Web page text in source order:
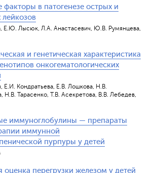
факторы в патогенезе острых и
лейкозов
Е.Ю. Лысюк, Л.А. Анастасевич, Ю.В. Румянцева,
и генетическая характеристика
онкогематологических
Е.И. Кондратьева, Е.В. Лошкова, Н.В.
Н.В. Тарасенко, Т.В. Асекретова, В.В. Лебедев,
иммуноглобулины — препараты
иммунной
пурпуры у детей
оценка перегрузки железом у детей